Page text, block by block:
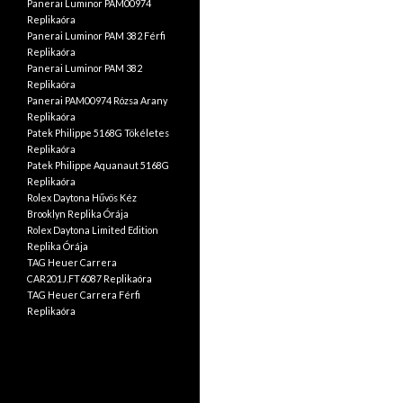
Panerai Luminor PAM00974
Replikaóra
Panerai Luminor PAM 382 Férfi
Replikaóra
Panerai Luminor PAM 382
Replikaóra
Panerai PAM00974 Rózsa Arany
Replikaóra
Patek Philippe 5168G Tökéletes
Replikaóra
Patek Philippe Aquanaut 5168G
Replikaóra
Rolex Daytona Hűvös Kéz
Brooklyn Replika Órája
Rolex Daytona Limited Edition
Replika Órája
TAG Heuer Carrera
CAR201J.FT6087 Replikaóra
TAG Heuer Carrera Férfi
Replikaóra